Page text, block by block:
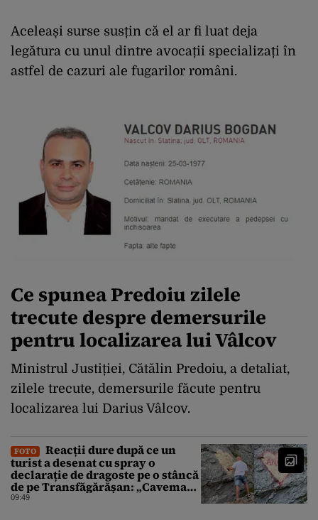
Aceleași surse susțin că el ar fi luat deja
legătura cu unul dintre avocații specializați în
astfel de cazuri ale fugarilor români.
Ce spunea Predoiu zilele
trecute despre demersurile
pentru localizarea lui Vâlcov
Ministrul Justiției, Cătălin Predoiu, a detaliat,
zilele trecute, demersurile făcute pentru
localizarea lui Darius Vâlcov.
FOTO
Reacții dure după ce un
turist a desenat cu spray o
declarație de dragoste pe o stâncă
de pe Transfăgărășan: „Caveman.
Nu înțeleg nimic oamenii ăștia”
09:49